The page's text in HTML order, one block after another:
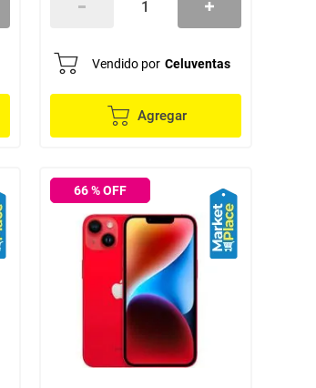
Vendido por Celuventas
Agregar
66% OFF